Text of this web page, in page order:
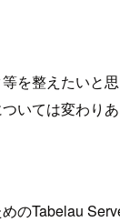
を整えたい
いては変わりあ
のTabelau